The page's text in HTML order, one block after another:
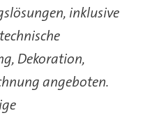
inklusive
Dekoration,
angeboten.